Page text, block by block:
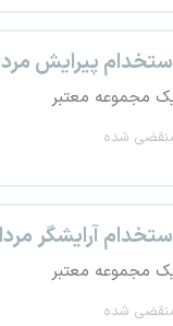
پیرایش
مجموعه معتبر
شده
آرایشگر
مجموعه معتبر
شده